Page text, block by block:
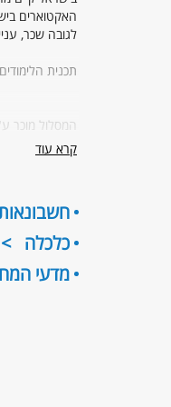
לגובה שכר,
תכנית
המסלול מוכר
שנים
* לתלמידי.ות
בסיומו.
קרא עוד
כלכלה
מדעי